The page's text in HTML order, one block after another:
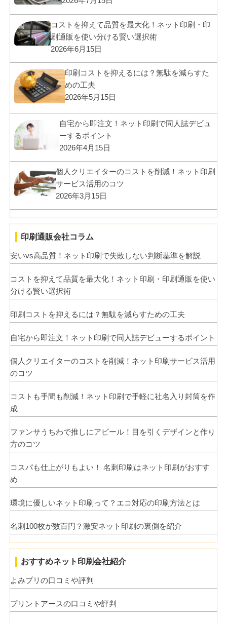
コストを抑えて品質を最大化！ネット印刷・印
刷通販を使い分ける賢い選択術
2026年6月15日
印刷コストを抑えるには？無駄を減らすた
めの工夫
2026年5月15日
自宅から即注文！ネット印刷で同人誌デビュ
ーするポイント
2026年4月15日
個人クリエイターのコストを削減！ネット印刷
サービス活用のコツ
2026年3月15日
印刷通販会社コラム
安いvs高品質！ネット印刷で失敗しない判断基準を解説
コストを抑えて品質を最大化！ネット印刷・印刷通販を使い
分ける賢い選択術
印刷コストを抑えるには？無駄を減らすための工夫
自宅から即注文！ネット印刷で同人誌デビューするポイント
個人クリエイターのコストを削減！ネット印刷サービス活用
のコツ
コストも手間も削減！ネット印刷で手軽に社名入り封筒を作
成
ファンサうちわで推しにアピール！目を引くデザインと作り
方のコツ
コスパも仕上がりもよい！ 名刺印刷はネット印刷がおすす
め
環境に優しいネット印刷って？エコ対応の印刷方法とは
名刺100枚が数百円？激安ネット印刷の裏側を紹介
おすすめネット印刷会社紹介
よみプリの口コミや評判
プリントアースの口コミや評判